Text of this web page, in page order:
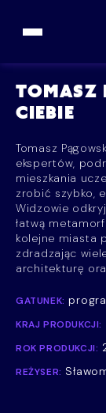
TOMASZ
CIEBIE
Tomasz
ekspertów,
mieszkania
zrobić szybko,
Widzowie
łatwą
kolejne miasta
zdradzając
architekturę
GATUNEK:
KRAJ PRODUKCJI:
ROK PRODUKCJI:
REŻYSER: